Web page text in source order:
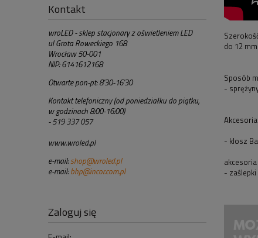
Kontakt
wroLED - sklep stacjonary z oświetleniem LED
ul Grota Roweckiego 168
Wrocław 50-001
NIP: 6141612168
Otwarte pon-pt: 8'30-16'30
Kontakt telefoniczny (od poniedziałku do piątku,
w godzinach 8:00-16:00)
- 519 337 057
www.wroled.pl
e-mail: shop@wroled.pl
e-mail:bhp@incor.com.pl
Zaloguj się
do 12 mm
Sposób
-
- klosz
-